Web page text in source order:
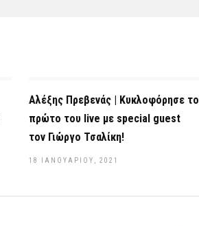
Αλέξης Πρεβενάς | Kυκλοφόρησε το
πρώτο του live με special guest
τον Γιώργο Τσαλίκη!
18 ΙΑΝΟΥΑΡΊΟΥ, 2021